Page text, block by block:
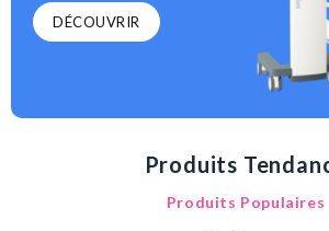
DÉCOUVRIR
Produits
Produits Populaires